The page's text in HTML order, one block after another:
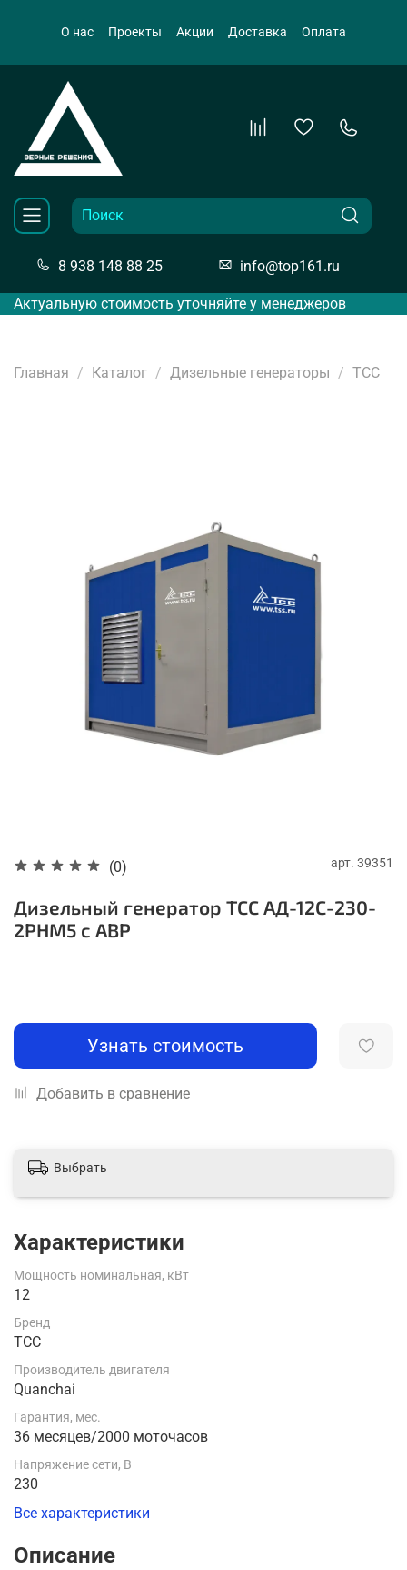
О нас Проекты Акции Доставка Оплата
8 938 148 88 25 info@top161.ru
Актуальную стоимость уточняйте у менеджеров
Главная Каталог Дизельные генераторы ТСС
(0) арт. 39351
Дизельный генератор ТСС АД-12С-230-
2РНМ5 с АВР
Узнать стоимость
Добавить в сравнение
Выбрать
Характеристики
Мощность номинальная, кВт
12
Бренд
ТСС
Производитель двигателя
Quanchai
Гарантия, мес.
36 месяцев/2000 моточасов
Напряжение сети, В
230
Все характеристики
Описание